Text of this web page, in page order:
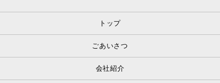
トップ
ごあいさつ
会社紹介